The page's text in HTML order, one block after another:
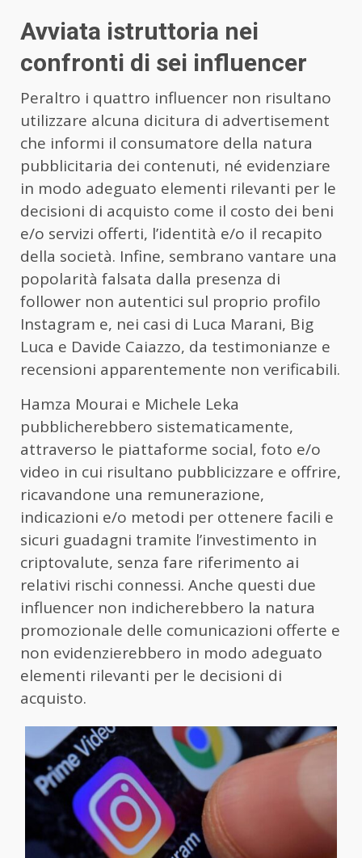
Avviata istruttoria nei
confronti di sei influencer
Peraltro i quattro influencer non risultano
utilizzare alcuna dicitura di advertisement
che informi il consumatore della natura
pubblicitaria dei contenuti, né evidenziare
in modo adeguato elementi rilevanti per le
decisioni di acquisto come il costo dei beni
e/o servizi offerti, l’identità e/o il recapito
della società. Infine, sembrano vantare una
popolarità falsata dalla presenza di
follower non autentici sul proprio profilo
Instagram e, nei casi di Luca Marani, Big
Luca e Davide Caiazzo, da testimonianze e
recensioni apparentemente non verificabili.
Hamza Mourai e Michele Leka
pubblicherebbero sistematicamente,
attraverso le piattaforme social, foto e/o
video in cui risultano pubblicizzare e offrire,
ricavandone una remunerazione,
indicazioni e/o metodi per ottenere facili e
sicuri guadagni tramite l’investimento in
criptovalute, senza fare riferimento ai
relativi rischi connessi. Anche questi due
influencer non indicherebbero la natura
promozionale delle comunicazioni offerte e
non evidenzierebbero in modo adeguato
elementi rilevanti per le decisioni di
acquisto.